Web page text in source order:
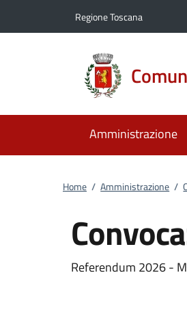
Regione Toscana
Amministrazione
Home / Amministrazione /
Referendum 2026 -